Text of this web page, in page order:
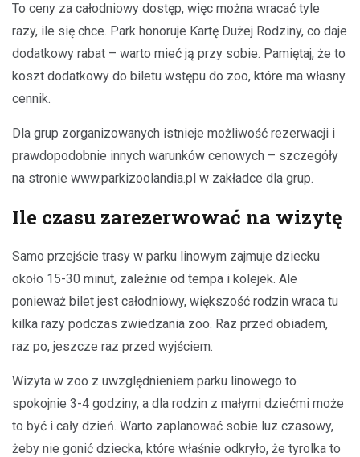
To ceny za całodniowy dostęp, więc można wracać tyle
razy, ile się chce. Park honoruje Kartę Dużej Rodziny, co daje
dodatkowy rabat – warto mieć ją przy sobie. Pamiętaj, że to
koszt dodatkowy do biletu wstępu do zoo, które ma własny
cennik.
Dla grup zorganizowanych istnieje możliwość rezerwacji i
prawdopodobnie innych warunków cenowych – szczegóły
na stronie www.parkizoolandia.pl w zakładce dla grup.
Ile czasu zarezerwować na wizytę
Samo przejście trasy w parku linowym zajmuje dziecku
około 15-30 minut, zależnie od tempa i kolejek. Ale
ponieważ bilet jest całodniowy, większość rodzin wraca tu
kilka razy podczas zwiedzania zoo. Raz przed obiadem,
raz po, jeszcze raz przed wyjściem.
Wizyta w zoo z uwzględnieniem parku linowego to
spokojnie 3-4 godziny, a dla rodzin z małymi dziećmi może
to być i cały dzień. Warto zaplanować sobie luz czasowy,
żeby nie gonić dziecka, które właśnie odkryło, że tyrolka to